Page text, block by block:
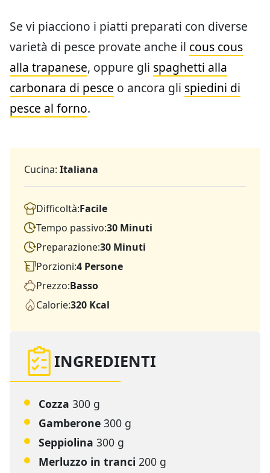
Se vi piacciono i piatti preparati con diverse
varietà di pesce provate anche il cous cous
alla trapanese, oppure gli spaghetti alla
carbonara di pesce o ancora gli spiedini di
pesce al forno.
Cucina: Italiana
Difficoltà:Facile
Tempo passivo:30 Minuti
Preparazione:30 Minuti
Porzioni:4 Persone
Prezzo:Basso
Calorie:320 Kcal
INGREDIENTI
Cozza 300 g
Gamberone 300 g
Seppiolina 300 g
Merluzzo in tranci 200 g